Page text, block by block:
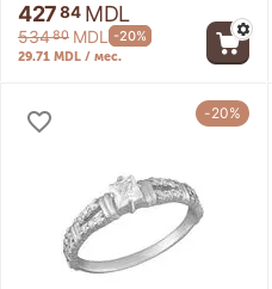
42784 MDL
53480 MDL -20%
29.71 MDL / мес.
-20%